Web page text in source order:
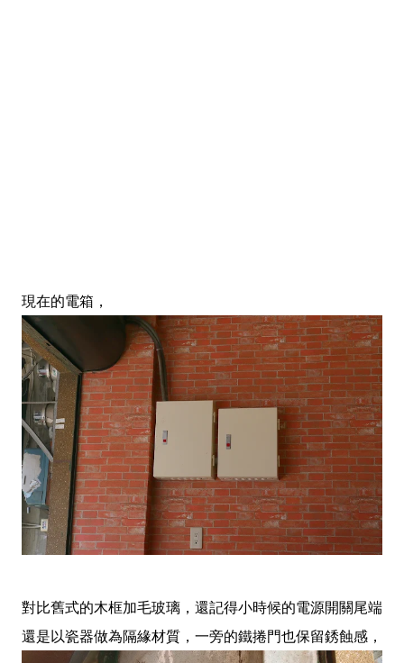
現在的電箱，
對比舊式的木框加毛玻璃，還記得小時候的電源開關尾端
還是以瓷器做為隔緣材質，一旁的鐵捲門也保留銹蝕感，